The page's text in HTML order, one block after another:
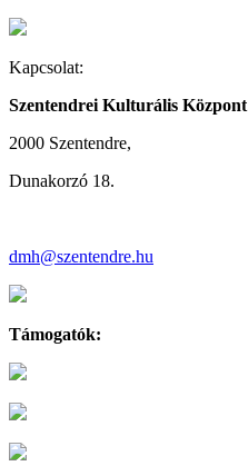
Kapcsolat:
Szentendrei Kulturális Központ
2000 Szentendre,
Dunakorzó 18.
dmh@szentendre.hu
Támogatók: